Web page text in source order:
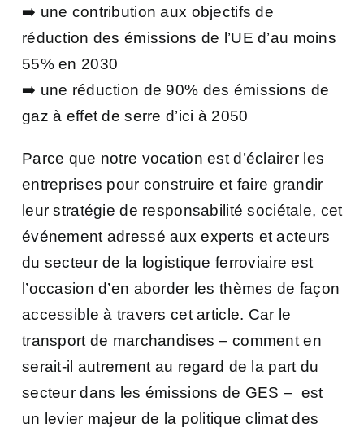
➡️ une contribution aux objectifs de
réduction des émissions de l’UE d’au moins
55% en 2030
➡️ une réduction de 90% des émissions de
gaz à effet de serre d’ici à 2050
Parce que notre vocation est d’éclairer les
entreprises pour construire et faire grandir
leur stratégie de responsabilité sociétale, cet
événement adressé aux experts et acteurs
du secteur de la logistique ferroviaire est
l’occasion d’en aborder les thèmes de façon
accessible à travers cet article. Car le
transport de marchandises – comment en
serait-il autrement au regard de la part du
secteur dans les émissions de GES – est
un levier majeur de la politique climat des